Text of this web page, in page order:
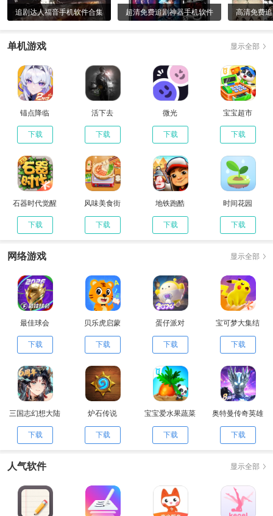
追剧达人福音手机软件合集
超清免费追剧神器手机软件
高清免费
单机游戏 显示全部
锚点降临
下载
活下去
下载
微光
下载
宝宝超市
下载
石器时代觉醒
下载
风味美食街
下载
地铁跑酷
下载
时间花园
下载
网络游戏 显示全部
最佳球会
下载
贝乐虎启蒙
下载
蛋仔派对
下载
宝可梦大集结
下载
三国志幻想大陆
下载
炉石传说
下载
宝宝爱水果蔬菜
下载
奥特曼传奇英雄
下载
人气软件 显示全部